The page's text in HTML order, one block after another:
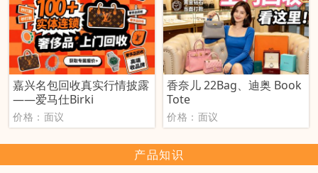
嘉兴名包回收真实行情披露
——爱马仕Birki
价格：面议
香奈儿 22Bag、迪奥 Book
Tote
价格：面议
产品知识